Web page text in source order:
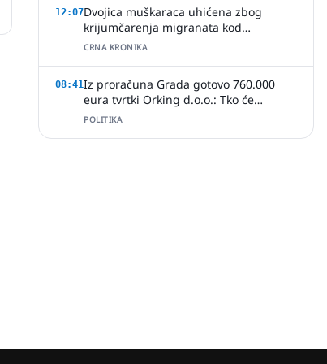
12:07Dvojica muškaraca uhićena zbog
krijumčarenja migranata kod
Slavonskog Šamca
CRNA KRONIKA
08:41Iz proračuna Grada gotovo 760.000
eura tvrtki Orking d.o.o.: Tko će
provjeriti način ugovaranja poslova?
POLITIKA